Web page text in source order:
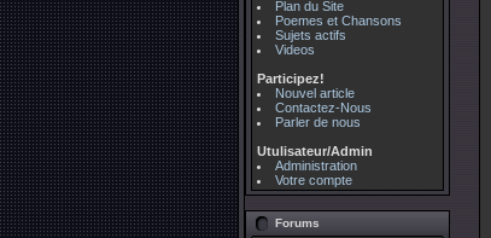
Plan du Site
Poemes et Chansons
Sujets actifs
Videos
Participez!
Nouvel article
Contactez-Nous
Parler de nous
Utulisateur/Admin
Administration
Votre compte
Forums